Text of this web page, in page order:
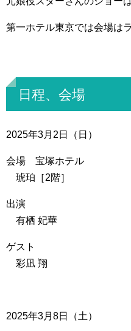
第一ホテル東京では会場は
日程、会場
2025年3月2日（日）
会場 宝塚ホテル
琥珀［2階］
出演
有栖 妃華
ゲスト
彩凪 翔
2025年3月8日（土）